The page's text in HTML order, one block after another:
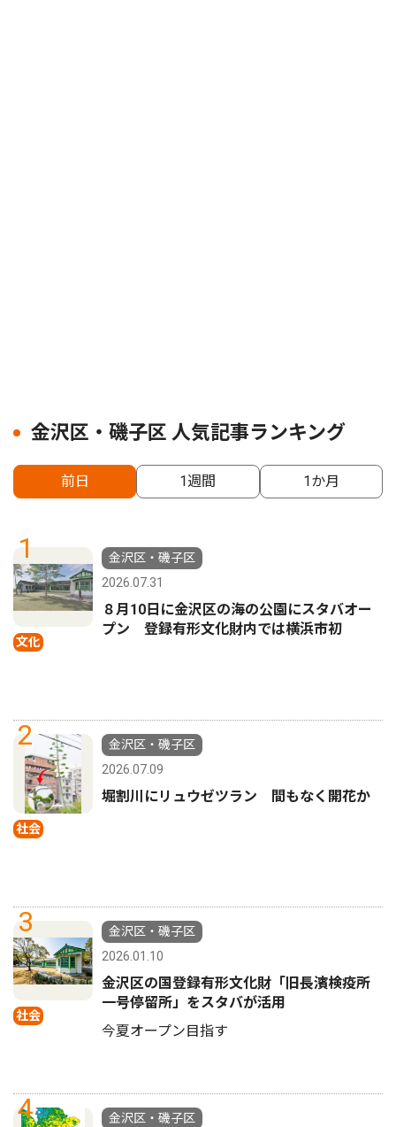
金沢区・磯子区 人気記事ランキング
前日 1週間 1か月
1
文化
金沢区・磯子区
2026.07.31
８月10日に金沢区の海の公園にスタバオー
プン 登録有形文化財内では横浜市初
2
社会
金沢区・磯子区
2026.07.09
堀割川にリュウゼツラン 間もなく開花か
3
社会
金沢区・磯子区
2026.01.10
金沢区の国登録有形文化財「旧長濱検疫所
一号停留所」をスタバが活用
今夏オープン目指す
4
金沢区・磯子区